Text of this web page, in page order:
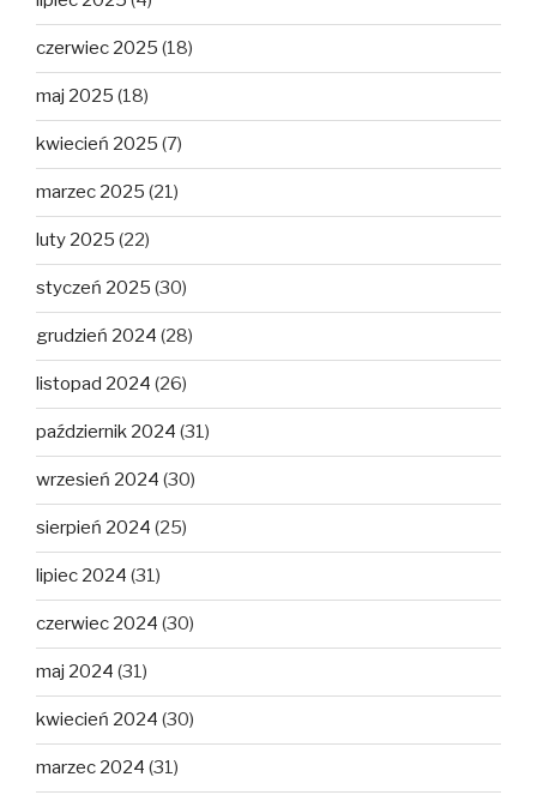
czerwiec 2025 (18)
maj 2025 (18)
kwiecień 2025 (7)
marzec 2025 (21)
luty 2025 (22)
styczeń 2025 (30)
grudzień 2024 (28)
listopad 2024 (26)
październik 2024 (31)
wrzesień 2024 (30)
sierpień 2024 (25)
lipiec 2024 (31)
czerwiec 2024 (30)
maj 2024 (31)
kwiecień 2024 (30)
marzec 2024 (31)